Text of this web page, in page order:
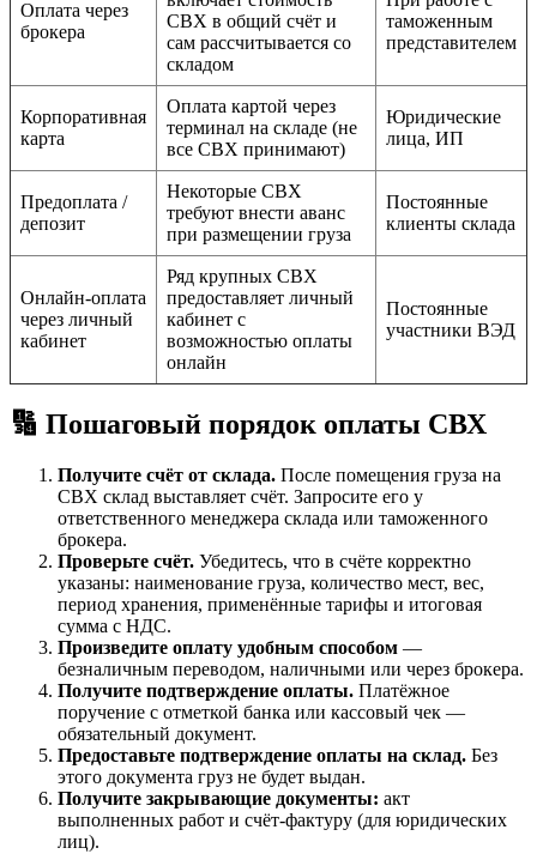
Оплата через
брокера
СВХ в общий счёт и
сам рассчитывается со
складом
таможенным
представителем
Корпоративная
карта
Оплата картой через
терминал на складе (не
все СВХ принимают)
Юридические
лица, ИП
Предоплата /
депозит
Некоторые СВХ
требуют внести аванс
при размещении груза
Постоянные
клиенты склада
Онлайн-оплата
через личный
кабинет
Ряд крупных СВХ
предоставляет личный
кабинет с
возможностью оплаты
онлайн
Постоянные
участники ВЭД
🔢 Пошаговый порядок оплаты СВХ
Получите счёт от склада. После помещения груза на
СВХ склад выставляет счёт. Запросите его у
ответственного менеджера склада или таможенного
брокера.
Проверьте счёт. Убедитесь, что в счёте корректно
указаны: наименование груза, количество мест, вес,
период хранения, применённые тарифы и итоговая
сумма с НДС.
Произведите оплату удобным способом —
безналичным переводом, наличными или через брокера.
Получите подтверждение оплаты. Платёжное
поручение с отметкой банка или кассовый чек —
обязательный документ.
Предоставьте подтверждение оплаты на склад. Без
этого документа груз не будет выдан.
Получите закрывающие документы: акт
выполненных работ и счёт-фактуру (для юридических
лиц).